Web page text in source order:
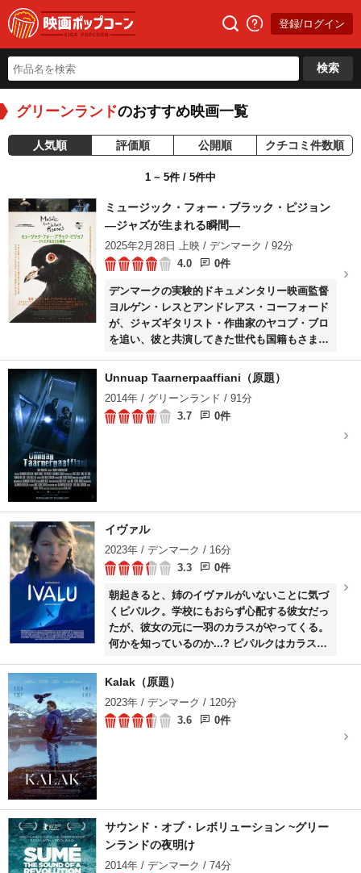
登録/ログイン
検索
グリーンランドのおすすめ映画一覧
人気順 評価順 公開順 クチコミ件数順
1 ~ 5件 / 5件中
ミュージック・フォー・ブラック・ピジョン
―ジャズが生まれる瞬間―
2025年2月28日 上映 / デンマーク / 92分
4.0
0件
デンマークの実験的ドキュメンタリー映画監督
ヨルゲン・レスとアンドレアス・コーフォード
が、ジャズギタリスト・作曲家のヤコブ・ブロ
を追い、彼と共演してきた世代も国籍もさまざ
Unnuap Taarnerpaaffiani（原題）
2014年 / グリーンランド / 91分
3.7
0件
イヴァル
2023年 / デンマーク / 16分
3.3
0件
朝起きると、姉のイヴァルがいないことに気づ
くピパルク。学校にもおらず心配する彼女だっ
たが、彼女の元に一羽のカラスがやってくる。
何かを知っているのか...? ピパルクはカラスを
Kalak（原題）
2023年 / デンマーク / 120分
3.6
0件
サウンド・オブ・レボリューション ~グリー
ンランドの夜明け
2014年 / デンマーク / 74分